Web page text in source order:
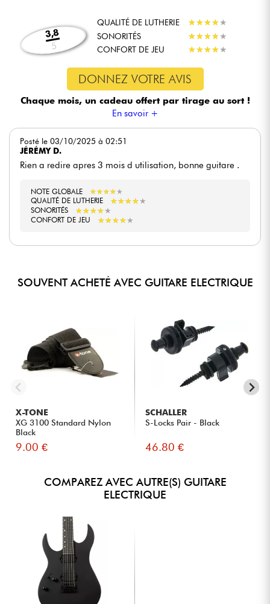
3,8
5
QUALITÉ DE LUTHERIE ★★★★★
★★★★★
SONORITÉS
★★★★★
★★★★★
CONFORT DE JEU
★★★★★
★★★★★
DONNEZ VOTRE AVIS
Chaque mois, un cadeau offert par tirage au sort !
En savoir +
Posté le 03/10/2025 à 02:51
JÉRÉMY D.
Rien a redire apres 3 mois d utilisation, bonne guitare .
NOTE GLOBALE ★★★★ ★
★★★★ ★
QUALITÉ DE LUTHERIE
★★★★★
★★★★★
SONORITÉS ★★★★★
★★★★★
CONFORT DE JEU ★★★★★
★★★★★
SOUVENT ACHETÉ AVEC GUITARE ELECTRIQUE
X-TONE
XG 3100 Standard Nylon
Black
9.00 €
SCHALLER
S-Locks Pair - Black
46.80 €
COMPAREZ AVEC AUTRE(S) GUITARE
ELECTRIQUE